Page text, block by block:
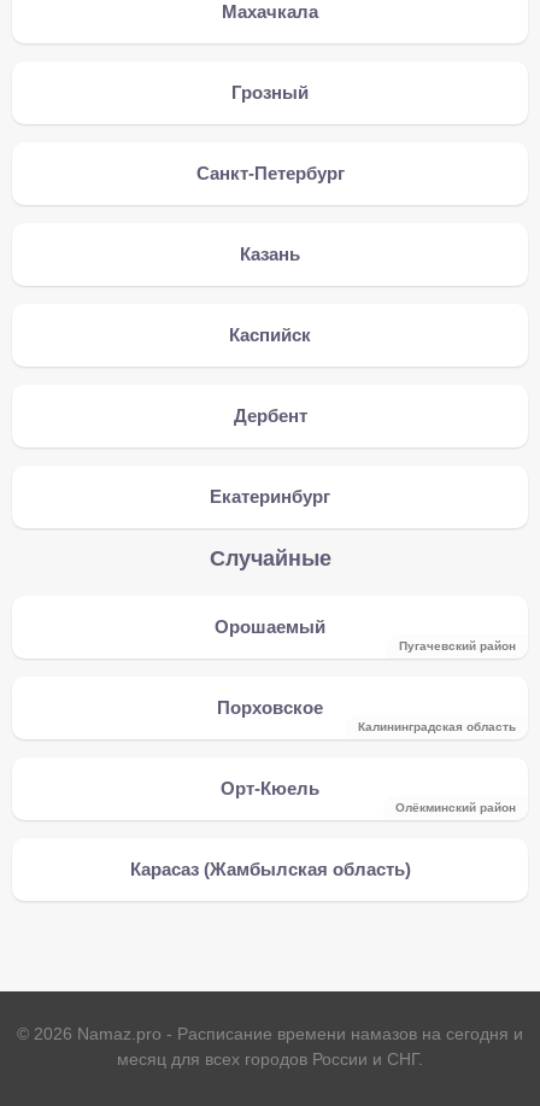
Махачкала
Грозный
Санкт-Петербург
Казань
Каспийск
Дербент
Екатеринбург
Случайные
Орошаемый
Пугачевский район
Порховское
Калининградская область
Орт-Кюель
Олёкминский район
Карасаз (Жамбылская область)
© 2026 Namaz.pro - Расписание времени намазов на сегодня и
месяц для всех городов России и СНГ.